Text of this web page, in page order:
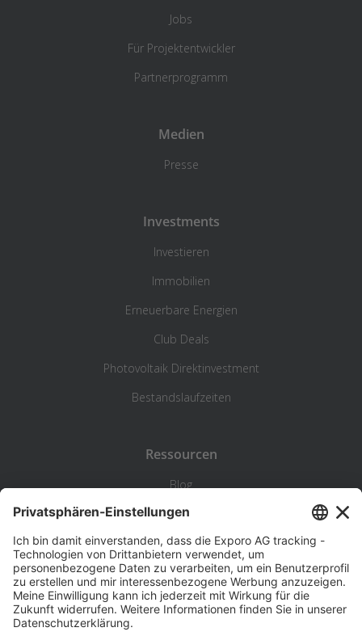
Jobs
Für Projektentwickler
Partnerprogramm
Medien
Presse
Investments
Investieren
Immobilien
Erneuerbare Energien
Club Deals
Photovoltaik Direktinvestment
Bestandslaufzeiten
Ressourcen
Blog
Statistik
Wiki
Standortanalyse
Hilfe & Kontakt